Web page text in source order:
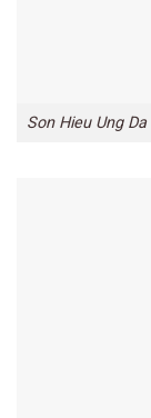
Son Hieu Ung